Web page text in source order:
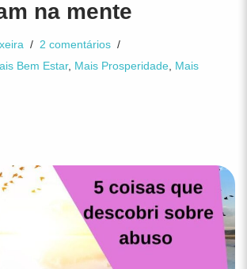
na mente
2 comentários
Bem Estar, Mais Prosperidade Mais